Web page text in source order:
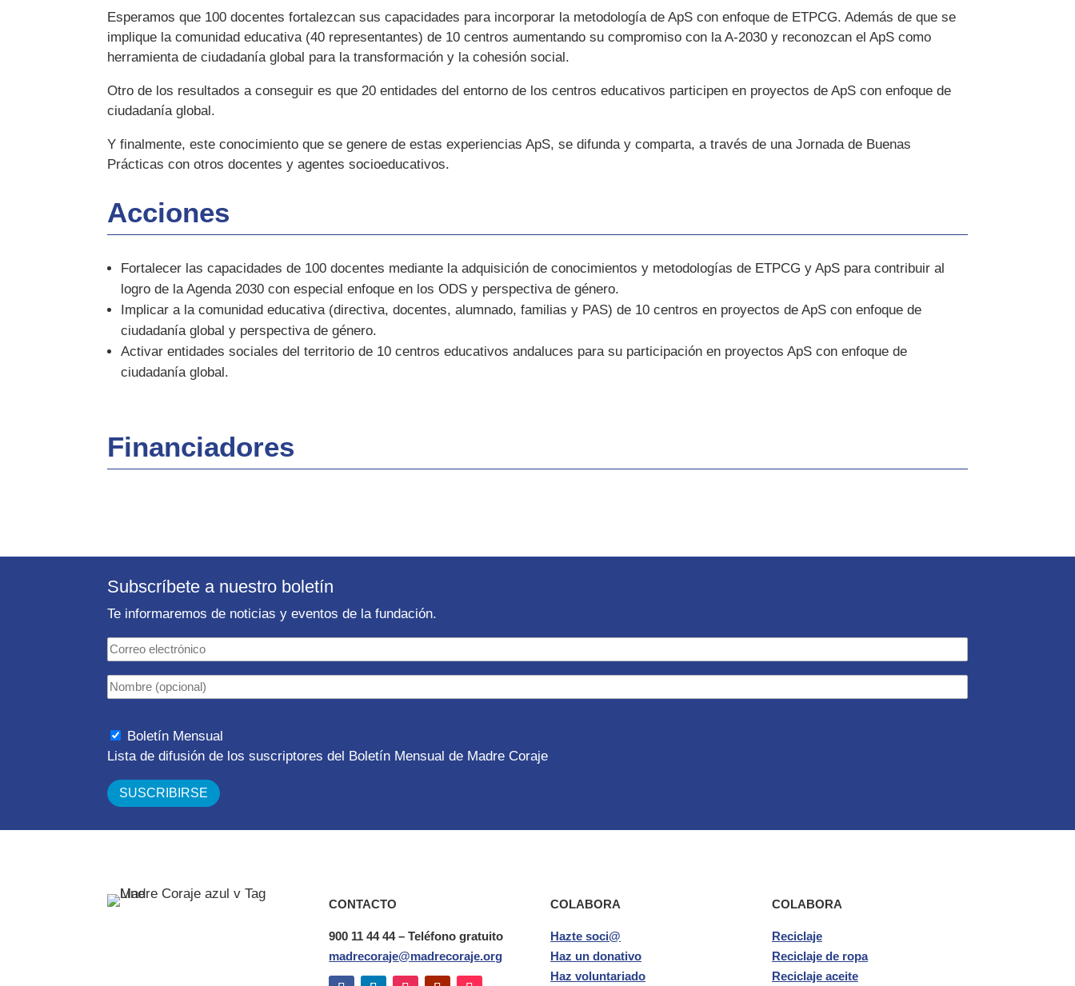
Esperamos que 100 docentes fortalezcan sus capacidades para incorporar la metodología de ApS con enfoque de ETPCG. Además de que se
implique la comunidad educativa (40 representantes) de 10 centros aumentando su compromiso con la A-2030 y reconozcan el ApS como
herramienta de ciudadanía global para la transformación y la cohesión social.
Otro de los resultados a conseguir es que 20 entidades del entorno de los centros educativos participen en proyectos de ApS con enfoque de
ciudadanía global.
Y finalmente, este conocimiento que se genere de estas experiencias ApS, se difunda y comparta, a través de una Jornada de Buenas
Prácticas con otros docentes y agentes socioeducativos.
Acciones
Fortalecer las capacidades de 100 docentes mediante la adquisición de conocimientos y metodologías de ETPCG y ApS para contribuir al
logro de la Agenda 2030 con especial enfoque en los ODS y perspectiva de género.
Implicar a la comunidad educativa (directiva, docentes, alumnado, familias y PAS) de 10 centros en proyectos de ApS con enfoque de
ciudadanía global y perspectiva de género.
Activar entidades sociales del territorio de 10 centros educativos andaluces para su participación en proyectos ApS con enfoque de
ciudadanía global.
Financiadores
Subscríbete a nuestro boletín
Te informaremos de noticias y eventos de la fundación.
Boletín Mensual
Lista de difusión de los suscriptores del Boletín Mensual de Madre Coraje
CONTACTO
900 11 44 44 – Teléfono gratuito
madrecoraje@madrecoraje.org
COLABORA
Hazte soci@
Haz un donativo
Haz voluntariado
COLABORA
Reciclaje
Reciclaje de ropa
Reciclaje aceite